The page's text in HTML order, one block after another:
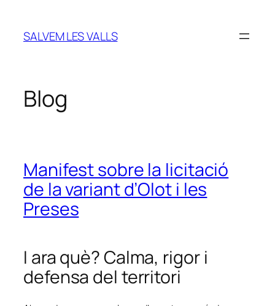
contingut
SALVEM LES VALLS
Blog
Manifest sobre la licitació
de la variant d’Olot i les
Preses
I ara què? Calma, rigor i
defensa del territori